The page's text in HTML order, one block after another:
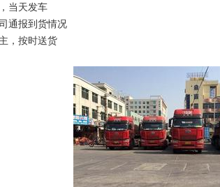
当天发车
通报到货情况
，按时送货